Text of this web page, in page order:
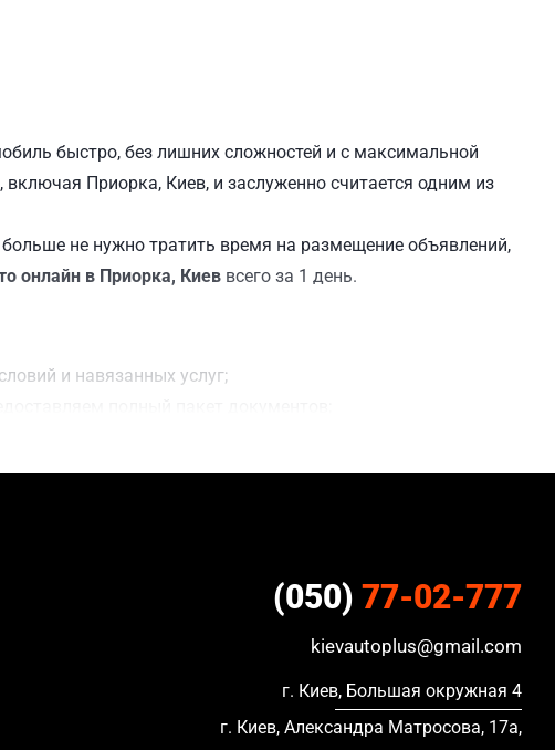
быстро, без лишних сложностей и с максимальной
Приорка, Киев, и заслуженно считается одним из
не нужно тратить время на размещение объявлений,
онлайн в Приорка, Киев всего за 1 день.
и навязанных услуг;
(050) 77-02-777
kievautoplus@gmail.com
г. Киев, Большая окружная 4
г. Киев, Александра Матросова, 17а,